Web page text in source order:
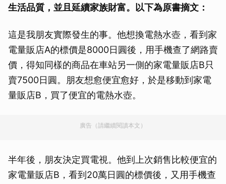
生活品質，並且延續家族財富。以下為原書摘文：
這是我朋友實際發生的事。他想換電熱水壺，看到家
電量販店A的標價是8000日圓後，用手機查了網路賣
價，得知同樣的商品在車站另一側的家電量販店B只
賣7500日圓。朋友想愈便宜愈好，於是移動到家電
量販店B，買了便宜的電熱水壺。
廣告（請繼續閱讀本文）
半年後，朋友決定買電視。他到上次銷售比較便宜的
家電量販店B，看到20萬日圓的標價後，又用手機查